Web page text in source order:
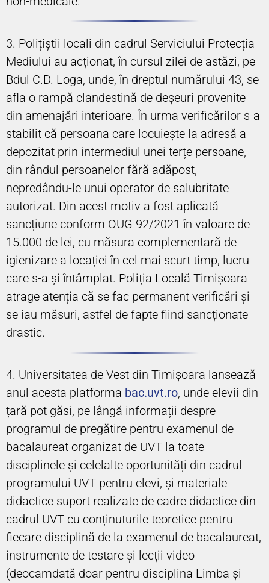
3. Polițiștii locali din cadrul Serviciului Protecția
Mediului au acționat, în cursul zilei de astăzi, pe
Bdul C.D. Loga, unde, în dreptul numărului 43, se
afla o rampă clandestină de deșeuri provenite
din amenajări interioare. În urma verificărilor s-a
stabilit că persoana care locuiește la adresă a
depozitat prin intermediul unei terțe persoane,
din rândul persoanelor fără adăpost,
nepredându-le unui operator de salubritate
autorizat. Din acest motiv a fost aplicată
sancțiune conform OUG 92/2021 în valoare de
15.000 de lei, cu măsura complementară de
igienizare a locației în cel mai scurt timp, lucru
care s-a și întâmplat. Poliția Locală Timișoara
atrage atenția că se fac permanent verificări și
se iau măsuri, astfel de fapte fiind sancționate
drastic.
4. Universitatea de Vest din Timișoara lansează
anul acesta platforma bac.uvt.ro, unde elevii din
țară pot găsi, pe lângă informații despre
programul de pregătire pentru examenul de
bacalaureat organizat de UVT la toate
disciplinele și celelalte oportunități din cadrul
programului UVT pentru elevi, și materiale
didactice suport realizate de cadre didactice din
cadrul UVT cu conținuturile teoretice pentru
fiecare disciplină de la examenul de bacalaureat,
instrumente de testare și lecții video
(deocamdată doar pentru disciplina Limba și